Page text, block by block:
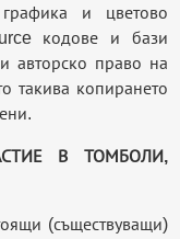
и цветово
кодове и бази
авторско право на
такива копирането
В ТОМБОЛИ,
(съществуващи)